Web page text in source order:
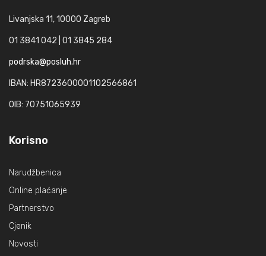
Livanjska 11, 10000 Zagreb
01 3841 042 | 01 3845 284
podrska@posluh.hr
IBAN: HR8723600001102566861
OIB: 70751065939
Korisno
Narudžbenica
Online plaćanje
Partnerstvo
Cjenik
Novosti